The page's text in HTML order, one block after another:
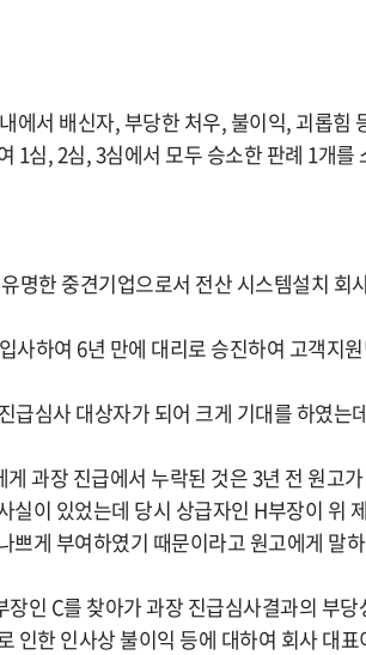
에서 배신자, 부당한 처우, 불이익, 괴롭힘
1심, 2심, 3심에서 모두 승소한 판례 1개를
명한 중견기업으로서 전산 시스템설치 회
사하여 6년 만에 대리로 승진하여 고객지
심사 대상자가 되어 크게 기대를 하였는
과장 진급에서 누락된 것은 3년 전 원고
실이 있었는데 당시 상급자인 H부장이 위
쁘게 부여하였기 때문이라고 원고에게 말
인 C를 찾아가 과장 진급심사결과의 부
인한 인사상 불이익 등에 대하여 회사 대